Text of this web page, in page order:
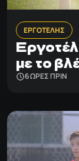
ΕΡΓΟΤΕΛΗΣ
με το
6 ΩΡΕΣ ΠΡΙΝ